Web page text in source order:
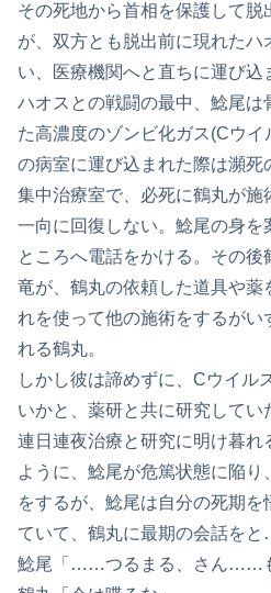
その死地から首相を保護して脱
が、双方とも脱出前に現れたハ
い、医療機関へと直ちに運び込
ハオスとの戦闘の最中、鯰尾は
た高濃度のゾンビ化ガス(Cウ
の病室に運び込まれた際は瀕死
集中治療室で、必死に鶴丸が施
一向に回復しない。鯰尾の身を
ところへ電話をかける。その
竜が、鶴丸の依頼した道具や薬
れを使って他の施術をするが
れる鶴丸。
しかし彼は諦めずに、Cウイル
いかと、薬研と共に研究してい
連日連夜治療と研究に明け暮れ
ように、鯰尾が危篤状態に陥
をするが、鯰尾は自分の死期
ていて、鶴丸に最期の会話を
鯰尾「……つるまる、さん……